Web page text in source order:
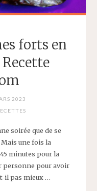
forts en
2023
soirée que de se
Mais une fois la
minutes pour la
personne pour avoir
t-il pas mieux …